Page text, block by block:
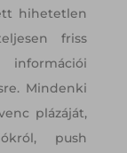
hihetetlen
friss
információi
Mindenki
plázáját,
push